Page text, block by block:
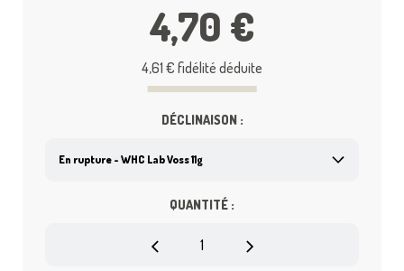
4,70 €
4,61 € fidélité déduite
DÉCLINAISON :
QUANTITÉ :